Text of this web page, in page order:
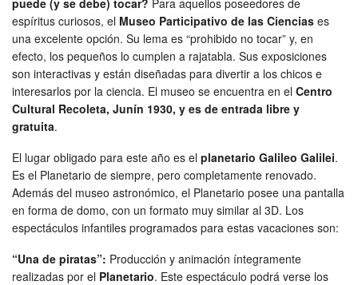
puede (y se debe) tocar? Para aquellos poseedores de
espíritus curiosos, el Museo Participativo de las Ciencias es
una excelente opción. Su lema es “prohibido no tocar” y, en
efecto, los pequeños lo cumplen a rajatabla. Sus exposiciones
son interactivas y están diseñadas para divertir a los chicos e
interesarlos por la ciencia. El museo se encuentra en el Centro
Cultural Recoleta, Junín 1930, y es de entrada libre y
gratuita.
El lugar obligado para este año es el planetario Galileo Galilei.
Es el Planetario de siempre, pero completamente renovado.
Además del museo astronómico, el Planetario posee una pantalla
en forma de domo, con un formato muy similar al 3D. Los
espectáculos infantiles programados para estas vacaciones son:
“Una de piratas”: Producción y animación íntegramente
realizadas por el Planetario. Este espectáculo podrá verse los